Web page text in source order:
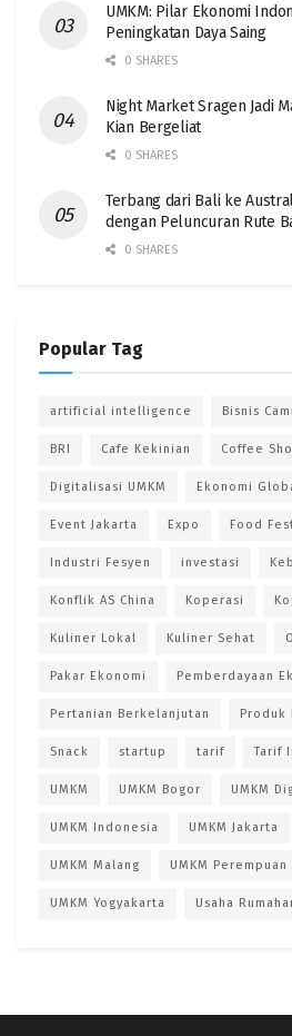
UMKM: Pilar Ekonomi
Peningkatan Daya Saing
0 SHARES
Night Market Sragen Jadi
Kian Bergeliat
0 SHARES
Terbang dari Bali ke
dengan Peluncuran Rute
0 SHARES
Popular Tag
artificial intelligence Bisnis
BRI Cafe Kekinian Coffee
Digitalisasi UMKM Ekonomi
Event Jakarta Expo Food
Industri Fesyen investasi
Konflik AS China Koperasi
Kuliner Lokal Kuliner Sehat
Pakar Ekonomi Pemberdayaan
Pertanian Berkelanjutan Produk
Snack startup tarif Tarif
UMKM UMKM Bogor UMKM
UMKM Indonesia UMKM Jakarta
UMKM Malang UMKM Perempuan
UMKM Yogyakarta Usaha